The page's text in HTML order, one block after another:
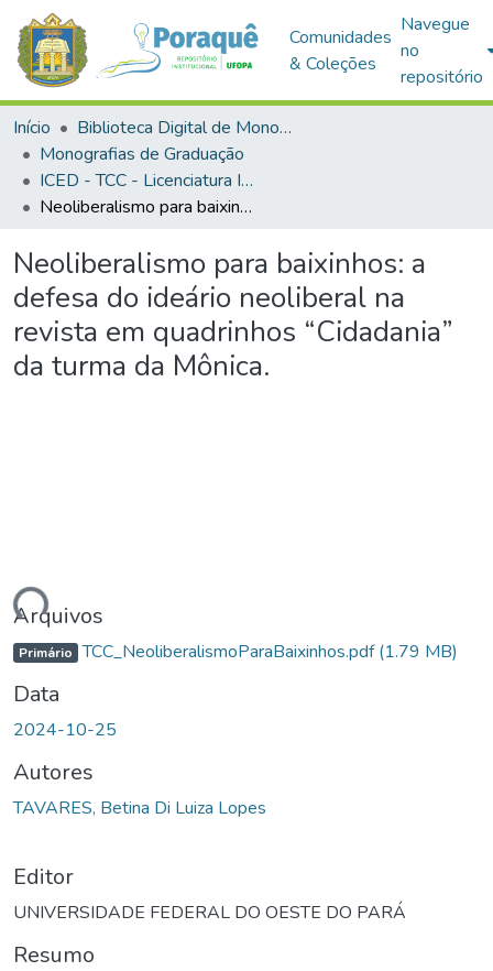
Comunidades
& Coleções
Navegue
no
repositório
Início
Biblioteca Digital de Monografias (BDM)
Monografias de Graduação
ICED - TCC - Licenciatura Integrada em História e Geografia
Neoliberalismo para baixinhos: a defesa do ideário neoliberal na revista em quadrinhos “Cidadania” da turma da Mônica.
Neoliberalismo para baixinhos: a
defesa do ideário neoliberal na
revista em quadrinhos “Cidadania”
da turma da Mônica.
Arquivos
Primário TCC_NeoliberalismoParaBaixinhos.pdf(1.79 MB)
Data
2024-10-25
Autores
TAVARES, Betina Di Luiza Lopes
Editor
UNIVERSIDADE FEDERAL DO OESTE DO PARÁ
Resumo